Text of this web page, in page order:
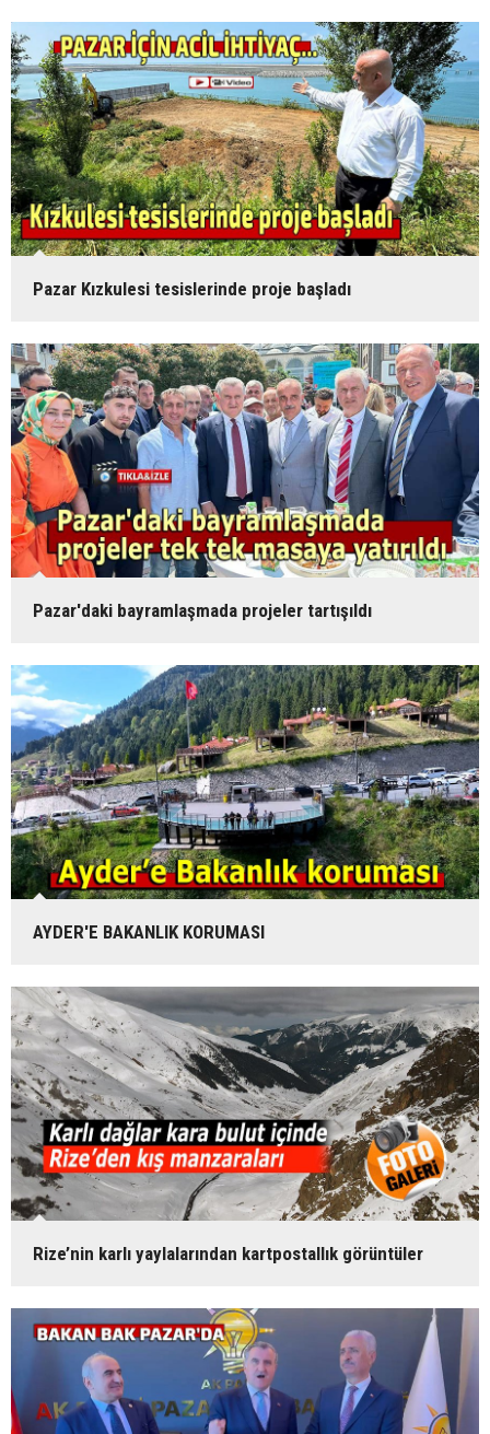
Pazar Kızkulesi tesislerinde proje başladı
Pazar'daki bayramlaşmada projeler tartışıldı
AYDER'E BAKANLIK KORUMASI
Rize’nin karlı yaylalarından kartpostallık görüntüler